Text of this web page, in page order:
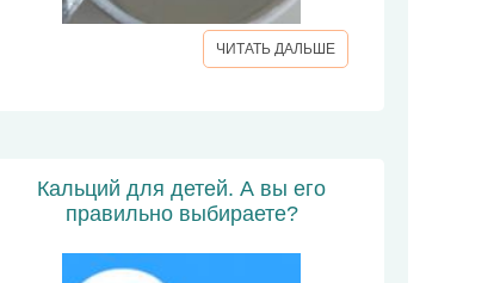
ЧИТАТЬ ДАЛЬШЕ
Кальций для детей. А вы его
правильно выбираете?